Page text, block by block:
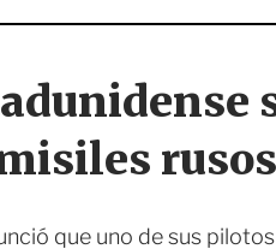
e
s
i
o
r
que uno de sus